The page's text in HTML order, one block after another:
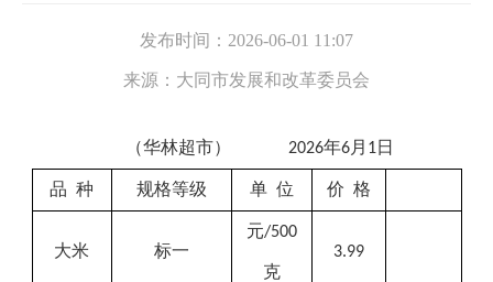
发布时间： 2026-06-01 11:07
来源： 大同市发展和改革委员会
（华林超市） 2026年6月 1日
品 种 规格等级 单 位 价 格
大米 标一
元/500
克
3.99